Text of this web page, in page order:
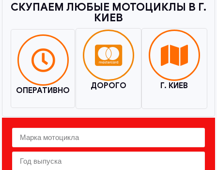
СКУПАЕМ ЛЮБЫЕ МОТОЦИКЛЫ В Г.
КИЕВ​
ОПЕРАТИВНО ДОРОГО Г. КИЕВ